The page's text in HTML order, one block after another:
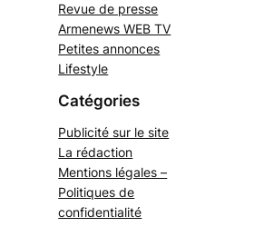
Revue de presse
Armenews WEB TV
Petites annonces
Lifestyle
Catégories
Publicité sur le site
La rédaction
Mentions légales –
Politiques de
confidentialité